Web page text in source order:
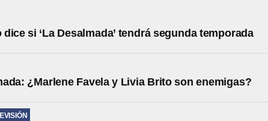
si ‘La Desalmada’ tendrá segunda temporada
¿Marlene Favela y Livia Brito son enemigas?